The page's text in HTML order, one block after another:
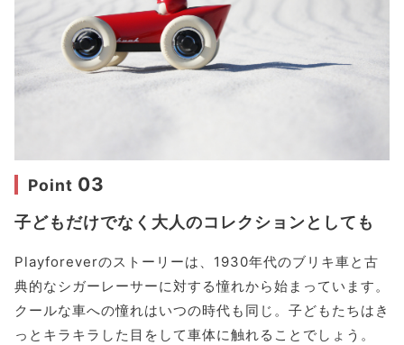
Point 03
子どもだけでなく大人のコレクションとしても
Playforeverのストーリーは、1930年代のブリキ車と古
典的なシガーレーサーに対する憧れから始まっています。
クールな車への憧れはいつの時代も同じ。子どもたちはき
っとキラキラした目をして車体に触れることでしょう。